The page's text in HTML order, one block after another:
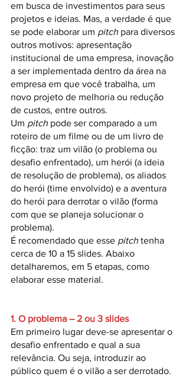
em busca de investimentos para seus
projetos e ideias. Mas, a verdade é que
se pode elaborar um pitch para diversos
outros motivos: apresentação
institucional de uma empresa, inovação
a ser implementada dentro da área na
empresa em que você trabalha, um
novo projeto de melhoria ou redução
de custos, entre outros.
Um pitch pode ser comparado a um
roteiro de um filme ou de um livro de
ficção: traz um vilão (o problema ou
desafio enfrentado), um herói (a ideia
de resolução de problema), os aliados
do herói (time envolvido) e a aventura
do herói para derrotar o vilão (forma
com que se planeja solucionar o
problema).
É recomendado que esse pitch tenha
cerca de 10 a 15 slides. Abaixo
detalharemos, em 5 etapas, como
elaborar esse material.
1. O problema – 2 ou 3 slides
Em primeiro lugar deve-se apresentar o
desafio enfrentado e qual a sua
relevância. Ou seja, introduzir ao
público quem é o vilão a ser derrotado.